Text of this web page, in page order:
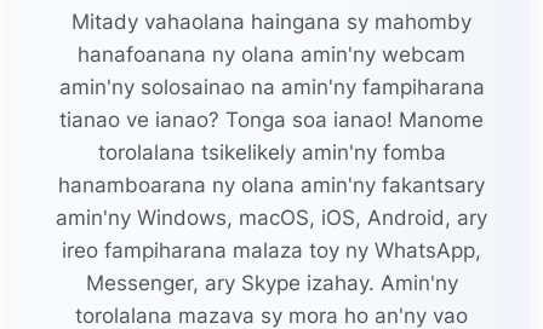
Mitady vahaolana haingana sy mahomby
hanafoanana ny olana amin'ny webcam
amin'ny solosainao na amin'ny fampiharana
tianao ve ianao? Tonga soa ianao! Manome
torolalana tsikelikely amin'ny fomba
hanamboarana ny olana amin'ny fakantsary
amin'ny Windows, macOS, iOS, Android, ary
ireo fampiharana malaza toy ny WhatsApp,
Messenger, ary Skype izahay. Amin'ny
torolalana mazava sy mora ho an'ny vao